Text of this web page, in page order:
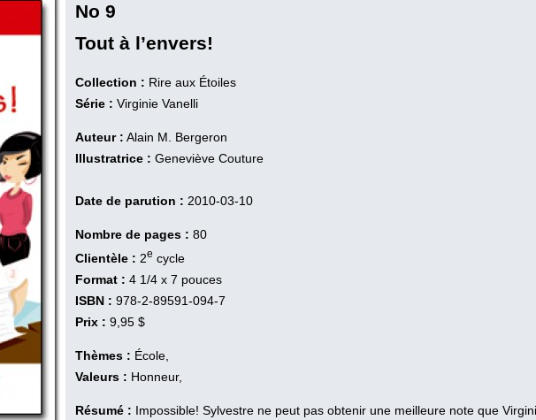
No 9
Tout à l’envers!
Collection : Rire aux Étoiles
Série : Virginie Vanelli
Auteur : Alain M. Bergeron
Illustratrice : Geneviève Couture
Date de parution : 2010-03-10
Nombre de pages : 80
Clientèle : 2e cycle
Format : 4 1/4 x 7 pouces
ISBN : 978-2-89591-094-7
Prix : 9,95 $
Thèmes : École,
Valeurs : Honneur,
Résumé : Impossible! Sylvestre ne peut pas obtenir une meilleure note que